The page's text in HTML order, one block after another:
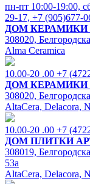
пн-пт 10:00-19:00,
29-17, +7 (905)677-
ДОМ КЕРАМИКИ
308020,
Alma Ceramica
10.00-20 .00 +7
ДОМ КЕРАМИКИ
308020,
AltaCera, Delacora,
10.00-20 .00 +7
ДОМ ПЛИТКИ
308019,
53а
AltaCera, Delacora,